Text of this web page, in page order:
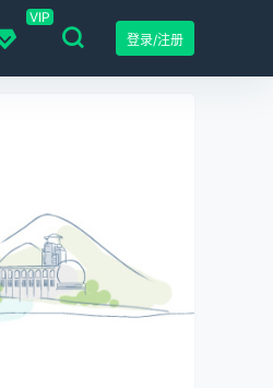
VIP
登录/注册